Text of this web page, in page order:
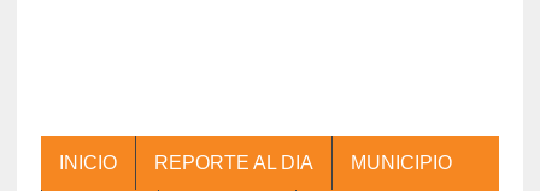
INICIO REPORTE AL DIA MUNICIPIO